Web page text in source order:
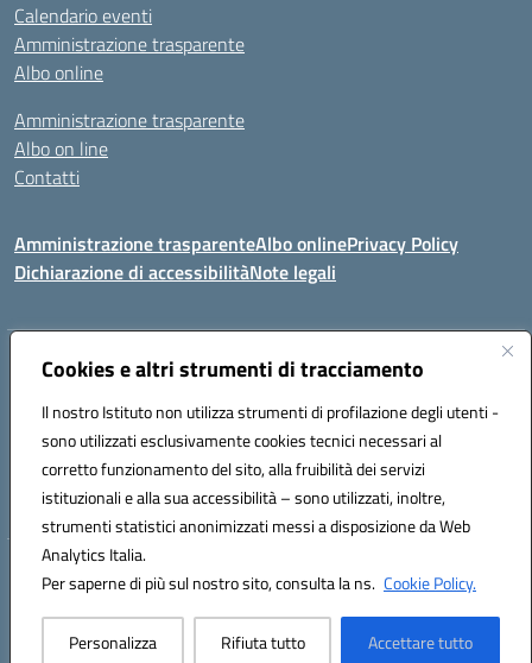
Cookies e altri strumenti di tracciamento
Il nostro Istituto non utilizza strumenti di profilazione degli utenti -
sono utilizzati esclusivamente cookies tecnici necessari al
corretto funzionamento del sito, alla fruibilità dei servizi
istituzionali e alla sua accessibilità – sono utilizzati, inoltre,
strumenti statistici anonimizzati messi a disposizione da Web
Analytics Italia.
Per saperne di più sul nostro sito, consulta la ns. Cookie Policy.
Personalizza Rifiuta tutto Accettare tutto
Calendario eventi
Amministrazione trasparente
Albo online
Amministrazione trasparente
Albo on line
Contatti
Amministrazione trasparenteAlbo onlinePrivacy Policy
Dichiarazione di accessibilitàNote legali
Indirizzo:Via Tirso, 07011 Bono (SS)
Posta elettronica certificata (PEC):ssic820006@pec.istruzione.it
Codice fiscale: 81000530907
Codice meccanografico: SSIC820006
Hosting & Powered by 3D Solution S.r.l.
Concept & Design by Designers Italia